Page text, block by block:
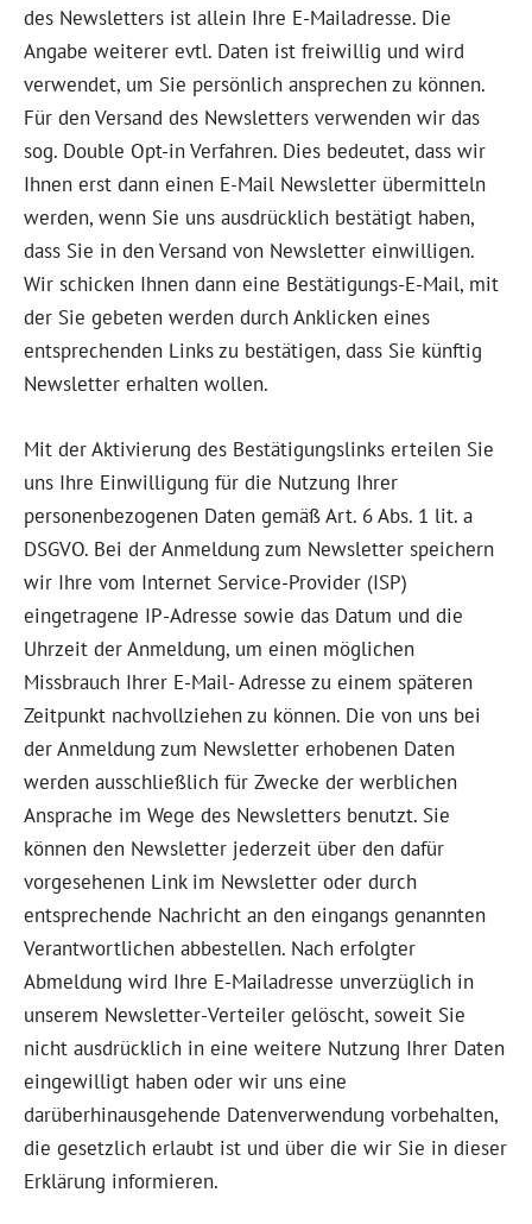
des Newsletters ist allein Ihre E-Mailadresse. Die
Angabe weiterer evtl. Daten ist freiwillig und wird
verwendet, um Sie persönlich ansprechen zu können.
Für den Versand des Newsletters verwenden wir das
sog. Double Opt-in Verfahren. Dies bedeutet, dass wir
Ihnen erst dann einen E-Mail Newsletter übermitteln
werden, wenn Sie uns ausdrücklich bestätigt haben,
dass Sie in den Versand von Newsletter einwilligen.
Wir schicken Ihnen dann eine Bestätigungs-E-Mail, mit
der Sie gebeten werden durch Anklicken eines
entsprechenden Links zu bestätigen, dass Sie künftig
Newsletter erhalten wollen.
Mit der Aktivierung des Bestätigungslinks erteilen Sie
uns Ihre Einwilligung für die Nutzung Ihrer
personenbezogenen Daten gemäß Art. 6 Abs. 1 lit. a
DSGVO. Bei der Anmeldung zum Newsletter speichern
wir Ihre vom Internet Service-Provider (ISP)
eingetragene IP-Adresse sowie das Datum und die
Uhrzeit der Anmeldung, um einen möglichen
Missbrauch Ihrer E-Mail- Adresse zu einem späteren
Zeitpunkt nachvollziehen zu können. Die von uns bei
der Anmeldung zum Newsletter erhobenen Daten
werden ausschließlich für Zwecke der werblichen
Ansprache im Wege des Newsletters benutzt. Sie
können den Newsletter jederzeit über den dafür
vorgesehenen Link im Newsletter oder durch
entsprechende Nachricht an den eingangs genannten
Verantwortlichen abbestellen. Nach erfolgter
Abmeldung wird Ihre E-Mailadresse unverzüglich in
unserem Newsletter-Verteiler gelöscht, soweit Sie
nicht ausdrücklich in eine weitere Nutzung Ihrer Daten
eingewilligt haben oder wir uns eine
darüberhinausgehende Datenverwendung vorbehalten,
die gesetzlich erlaubt ist und über die wir Sie in dieser
Erklärung informieren.